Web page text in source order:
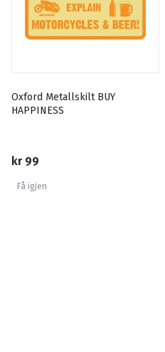
Oxford Metallskilt BUY
HAPPINESS
kr 99
Få igjen